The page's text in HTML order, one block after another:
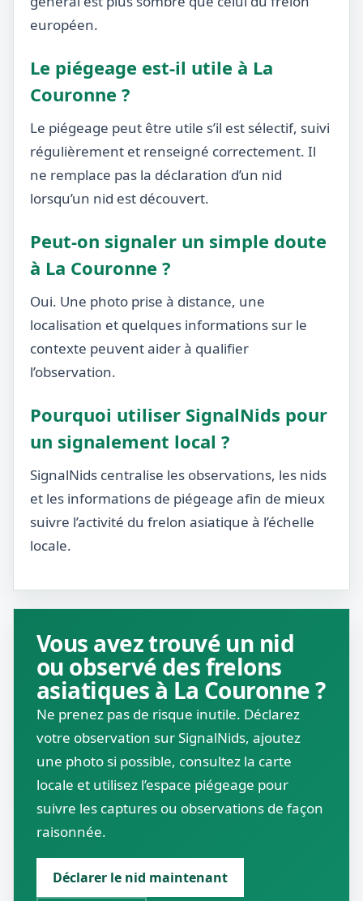
européen.
Le piégeage est-il utile à La
Couronne ?
Le piégeage peut être utile s’il est sélectif, suivi
régulièrement et renseigné correctement. Il
ne remplace pas la déclaration d’un nid
lorsqu’un nid est découvert.
Peut-on signaler un simple doute
à La Couronne ?
Oui. Une photo prise à distance, une
localisation et quelques informations sur le
contexte peuvent aider à qualifier
l’observation.
Pourquoi utiliser SignalNids pour
un signalement local ?
SignalNids centralise les observations, les nids
et les informations de piégeage afin de mieux
suivre l’activité du frelon asiatique à l’échelle
locale.
Vous avez trouvé un nid
ou observé des frelons
asiatiques à La Couronne ?
Ne prenez pas de risque inutile. Déclarez
votre observation sur SignalNids, ajoutez
une photo si possible, consultez la carte
locale et utilisez l’espace piégeage pour
suivre les captures ou observations de façon
raisonnée.
Déclarer le nid maintenant